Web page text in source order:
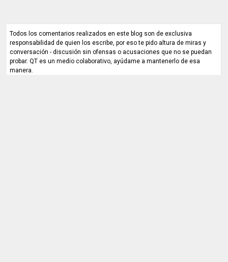
Todos los comentarios realizados en este blog son de exclusiva
responsabilidad de quien los escribe, por eso te pido altura de miras y
conversación - discusión sin ofensas o acusaciones que no se puedan
probar. QT es un medio colaborativo, ayúdame a mantenerlo de esa
manera.